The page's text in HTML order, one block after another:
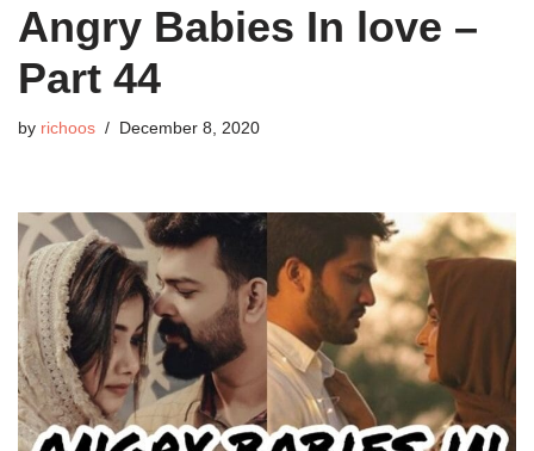
Angry Babies In love –
Part 44
by richoos December 8, 2020